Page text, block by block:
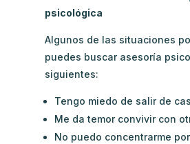
psicológica
Algunos de las situaciones
puedes buscar asesoría
siguientes:
Tengo miedo de salir de
Me da temor convivir con
No puedo concentrarme